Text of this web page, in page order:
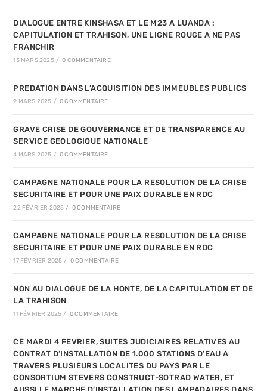
DIALOGUE ENTRE KINSHASA ET LE M23 A LUANDA :
CAPITULATION ET TRAHISON, UNE LIGNE ROUGE A NE PAS
FRANCHIR
13 MARS 2025 / 0 COMMENTAIRE
PREDATION DANS L’ACQUISITION DES IMMEUBLES PUBLICS
9 MARS 2025 / 0 COMMENTAIRE
GRAVE CRISE DE GOUVERNANCE ET DE TRANSPARENCE AU
SERVICE GEOLOGIQUE NATIONALE
4 MARS 2025 / 0 COMMENTAIRE
CAMPAGNE NATIONALE POUR LA RESOLUTION DE LA CRISE
SECURITAIRE ET POUR UNE PAIX DURABLE EN RDC
22 FÉVRIER 2025 / 0 COMMENTAIRE
CAMPAGNE NATIONALE POUR LA RESOLUTION DE LA CRISE
SECURITAIRE ET POUR UNE PAIX DURABLE EN RDC
17 FÉVRIER 2025 / 0 COMMENTAIRE
NON AU DIALOGUE DE LA HONTE, DE LA CAPITULATION ET DE
LA TRAHISON
11 FÉVRIER 2025 / 0 COMMENTAIRE
CE MARDI 4 FEVRIER, SUITES JUDICIAIRES RELATIVES AU
CONTRAT D’INSTALLATION DE 1.000 STATIONS D’EAU A
TRAVERS PLUSIEURS LOCALITES DU PAYS PAR LE
CONSORTIUM STEVERS CONSTRUCT-SOTRAD WATER, ET